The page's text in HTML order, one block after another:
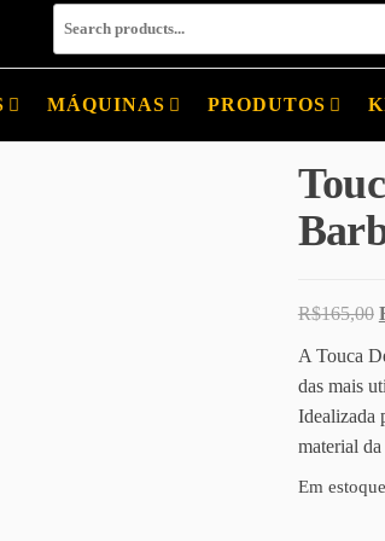
MÁQUINAS PRODUTOS
R$165,00
A Touca
das mais
Idealizada
material
Em estoque